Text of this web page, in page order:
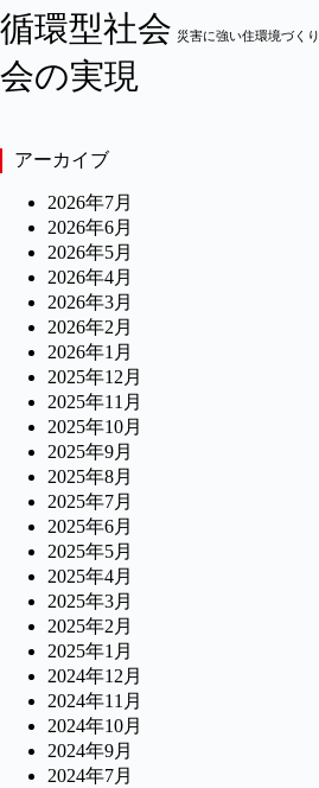
循環型社会 災害に強い住環境づくり
会の実現
アーカイブ
2026年7月
2026年6月
2026年5月
2026年4月
2026年3月
2026年2月
2026年1月
2025年12月
2025年11月
2025年10月
2025年9月
2025年8月
2025年7月
2025年6月
2025年5月
2025年4月
2025年3月
2025年2月
2025年1月
2024年12月
2024年11月
2024年10月
2024年9月
2024年7月